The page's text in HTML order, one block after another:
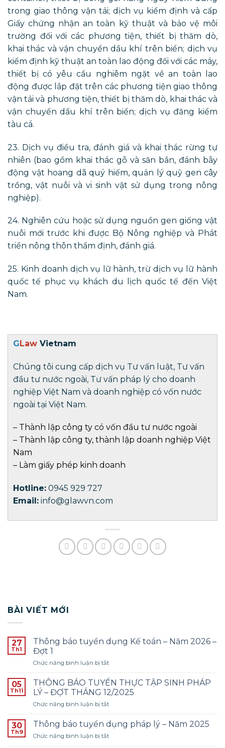
trong giao thông vận tải; dịch vụ kiểm định và cấp
Giấy chứng nhận an toàn kỹ thuật và bảo vệ môi
trường đối với các phương tiện, thiết bị thăm dò,
khai thác và vận chuyển dầu khí trên biển; dịch vụ
kiểm định kỹ thuật an toàn lao động đối với các máy,
thiết bị có yêu cầu nghiêm ngặt về an toàn lao
động được lắp đặt trên các phương tiện giao thông
vận tải và phương tiện, thiết bị thăm dò, khai thác và
vận chuyển dầu khí trên biển; dịch vụ đăng kiểm
tàu cá.
23. Dịch vụ điều tra, đánh giá và khai thác rừng tự
nhiên (bao gồm khai thác gỗ và săn bắn, đánh bẫy
động vật hoang dã quý hiếm, quản lý quỹ gen cây
trồng, vật nuôi và vi sinh vật sử dụng trong nông
nghiệp).
24. Nghiên cứu hoặc sử dụng nguồn gen giống vật
nuôi mới trước khi được Bộ Nông nghiệp và Phát
triển nông thôn thẩm định, đánh giá.
25. Kinh doanh dịch vụ lữ hành, trừ dịch vụ lữ hành
quốc tế phục vụ khách du lịch quốc tế đến Việt
Nam.
GLaw Vietnam
Chúng tôi cung cấp dịch vụ Tư vấn luật, Tư vấn
đầu tư nước ngoài, Tư vấn pháp lý cho doanh
nghiệp Việt Nam và doanh nghiệp có vốn nước
ngoài tại Việt Nam.
– Thành lập công ty có vốn đầu tư nước ngoài
– Thành lập công ty, thành lập doanh nghiệp Việt
Nam
– Làm giấy phép kinh doanh
Hotline: 0945 929 727
Email: info@glawvn.com
BÀI VIẾT MỚI
27
Th1
Thông báo tuyển dụng Kế toán – Năm 2026 –
Đợt 1
Chức năng bình luận bị tắtở
báo
tuyển
dụng
Kế
–
Năm
2026
05
Th11
THÔNG BÁO TUYỂN THỰC TẬP SINH PHÁP
LÝ – ĐỢT THÁNG 12/2025
Chức năng bình luận bị tắtở
BÁO
TUYỂN
THỰC
30
Th9
Thông báo tuyển dụng pháp lý – Năm 2025
Chức năng bình luận bị tắtở